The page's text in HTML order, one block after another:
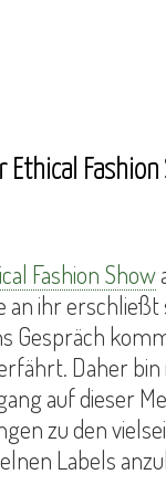
Ethical Fashion
Fashion Show
an ihr
Gespräch
Daher bin
auf dieser
zu den
Labels